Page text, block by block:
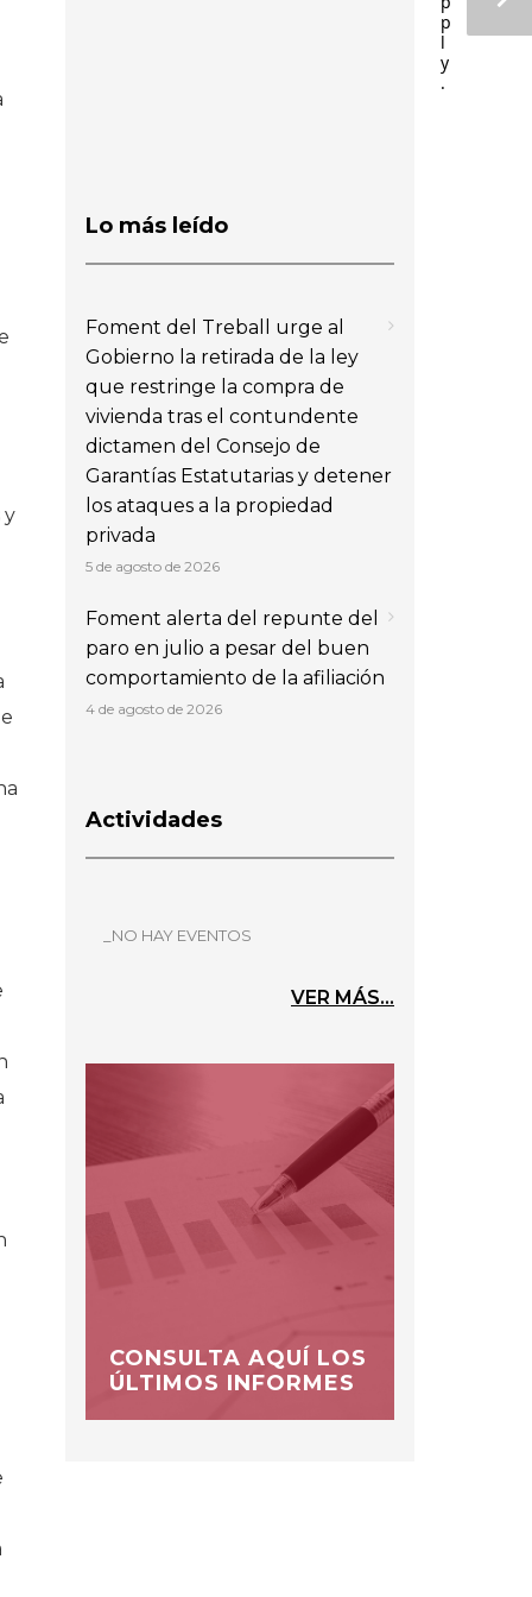
y
p
l
y
.
Lo más leído
Foment del Treball urge al
Gobierno la retirada de la ley
que restringe la compra de
vivienda tras el contundente
dictamen del Consejo de
Garantías Estatutarias y detener
los ataques a la propiedad
privada
5 de agosto de 2026
Foment alerta del repunte del
paro en julio a pesar del buen
comportamiento de la afiliación
4 de agosto de 2026
Actividades
_NO HAY EVENTOS
VER MÁS...
CONSULTA AQUÍ LOS
ÚLTIMOS INFORMES